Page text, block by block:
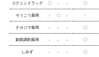
コクミンドラッグ 〇 - - 〇
そうごう薬局 - 〇 - -
ナカジマ薬局 - - - 〇
釧路調剤薬局 - - - 〇
しみず - - - 〇